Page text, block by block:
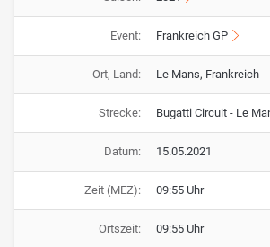
Event: Frankreich GP
Ort, Land: Le Mans, Frankreich
Strecke: Bugatti Circuit - Le
Datum: 15.05.2021
Zeit (MEZ): 09:55 Uhr
Ortszeit: 09:55 Uhr